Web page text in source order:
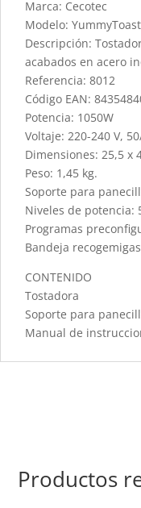
Marca: Cecotec
Modelo:
Descripción:
acabados en acero
Referencia: 8012
Código EAN:
Potencia: 1050W
Voltaje: 220-240 V,
Dimensiones: 25,5 x
Peso: 1,45 kg.
Soporte para
Niveles de potencia:
Programas
Bandeja
CONTENIDO
Tostadora
Soporte para
Manual de
Productos